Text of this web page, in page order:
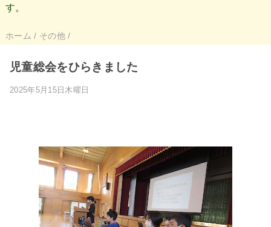
す。
ホーム / その他/
児童総会をひらきました
2025年5月15日木曜日